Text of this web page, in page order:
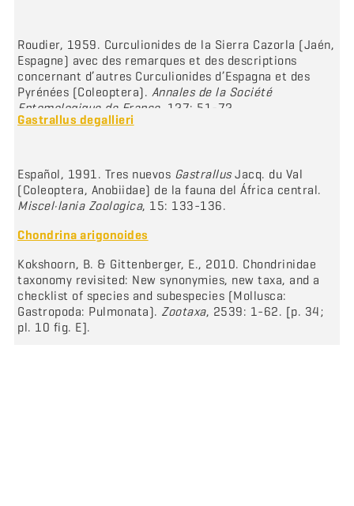
Roudier, 1959. Curculionides de la Sierra Cazorla (Jaén,
Espagne) avec des remarques et des descriptions
concernant d’autres Curculionides d’Espagna et des
Pyrénées (Coleoptera). Annales de la Société
Entomologique de France, 127: 51-72.
Gastrallus degallieri
Español, 1991. Tres nuevos GastrallusJacq. du Val
(Coleoptera, Anobiidae) de la fauna del África central.
Miscel·lania Zoologica, 15: 133-136.
Chondrina arigonoides
Kokshoorn, B. & Gittenberger, E., 2010. Chondrinidae
taxonomy revisited: New synonymies, new taxa, and a
checklist of species and subespecies (Mollusca:
Gastropoda: Pulmonata). Zootaxa, 2539: 1-62. [p. 34;
pl. 10 fig. E].